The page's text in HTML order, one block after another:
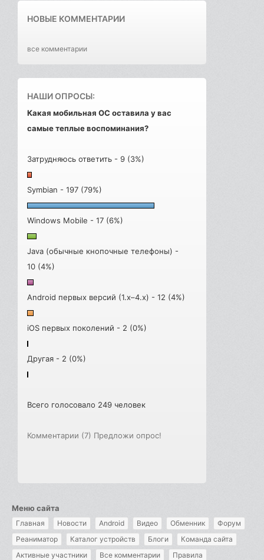
НОВЫЕ КОММЕНТАРИИ
все комментарии
НАШИ ОПРОСЫ:
Какая мобильная ОС оставила у вас
самые теплые воспоминания?
Затрудняюсь ответить - 9 (3%)
Symbian - 197 (79%)
Windows Mobile - 17 (6%)
Java (обычные кнопочные телефоны) -
10 (4%)
Android первых версий (1.x–4.x) - 12 (4%)
iOS первых поколений - 2 (0%)
Другая - 2 (0%)
Всего голосовало 249 человек
Комментарии (7) Предложи опрос!
Меню сайта
Главная Новости Android Видео Обменник
Форум
Реаниматор
Каталог устройств Блоги
Команда сайта
Активные участники
Все комментарии Правила